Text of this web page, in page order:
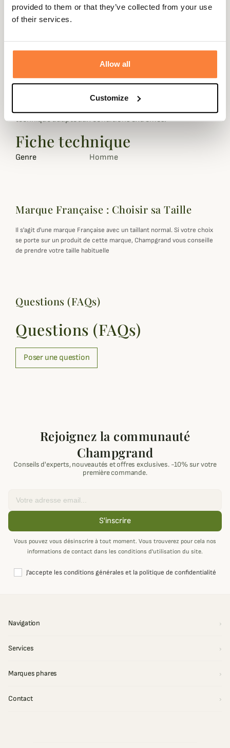
provided to them or that they’ve collected from your use
of their services.
Allow all
Customize
exposées aux ronces et à l'abrasion. Les fils tissés sont
aussi en Kevlar ce qui lui confère une durabilité accrue.
Le 589C V2 est garanti anti-déchirement, imperméable
(sur les parties Cordura) et respirant. Les genoux sont
technique adapté aux conditions extrêmes.
Fiche technique
Genre Homme
Marque Française : Choisir sa Taille
Il s'agit d'une marque Française avec un taillant normal. Si votre choix
se porte sur un produit de cette marque, Champgrand vous conseille
de prendre votre taille habituelle
Questions (FAQs)
Questions (FAQs)
Poser une question
Rejoignez la communauté
Champgrand
Conseils d'experts, nouveautés et offres exclusives. -10% sur votre
première commande.
S'inscrire
Vous pouvez vous désinscrire à tout moment. Vous trouverez pour cela nos
informations de contact dans les conditions d'utilisation du site.
J'accepte les conditions générales et la politique de confidentialité
Navigation
Services
Marques phares
Contact